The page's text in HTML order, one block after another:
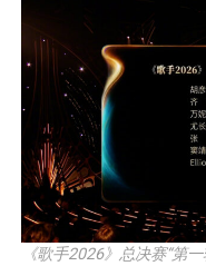
《歌手2026》总决赛“第